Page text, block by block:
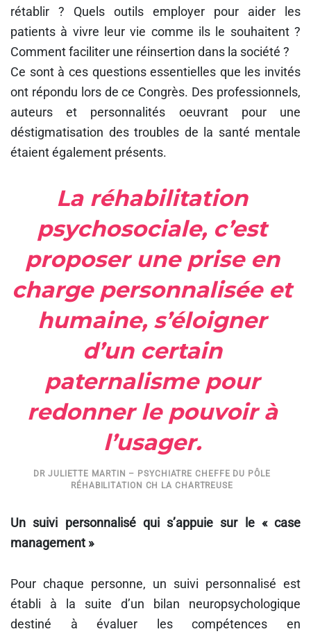
rétablir ? Quels outils employer pour aider les
patients à vivre leur vie comme ils le souhaitent ?
Comment faciliter une réinsertion dans la société ?
Ce sont à ces questions essentielles que les invités
ont répondu lors de ce Congrès. Des professionnels,
auteurs et personnalités oeuvrant pour une
déstigmatisation des troubles de la santé mentale
étaient également présents.
La réhabilitation
psychosociale, c’est
proposer une prise en
charge personnalisée et
humaine, s’éloigner
d’un certain
paternalisme pour
redonner le pouvoir à
l’usager.
DR JULIETTE MARTIN – PSYCHIATRE CHEFFE DU PÔLE
RÉHABILITATION CH LA CHARTREUSE
Un suivi personnalisé qui s’appuie sur le « case
management »
Pour chaque personne, un suivi personnalisé est
établi à la suite d’un bilan neuropsychologique
destiné à évaluer les compétences en